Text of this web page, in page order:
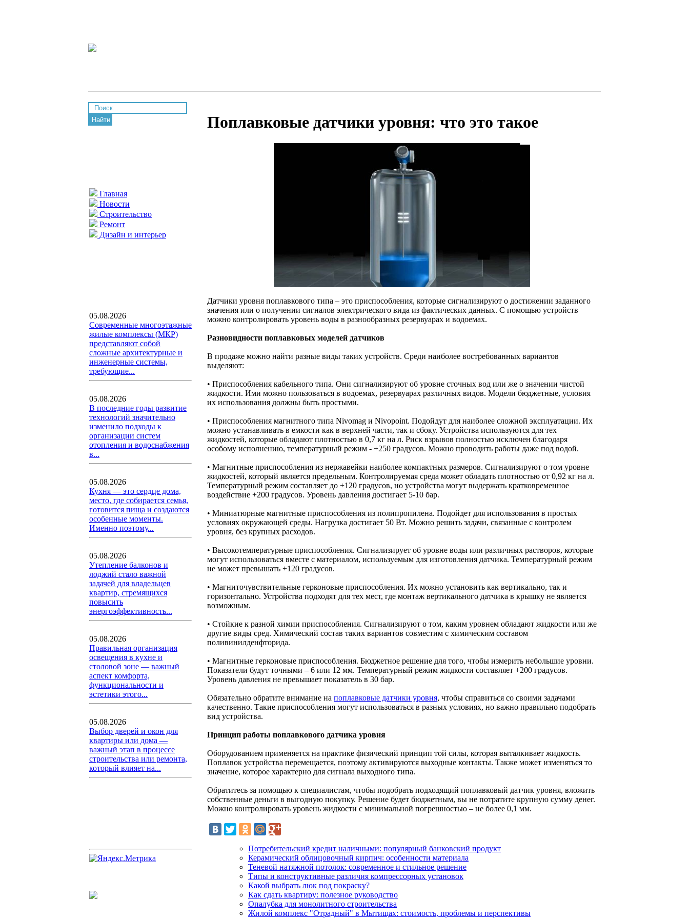
Найти
Главная
Новости
Строительство
Ремонт
Дизайн и интерьер
05.08.2026
Современные многоэтажные
жилые комплексы (МКР)
представляют собой
сложные архитектурные и
инженерные системы,
требующие...
05.08.2026
В последние годы развитие
технологий значительно
изменило подходы к
организации систем
отопления и водоснабжения
в...
05.08.2026
Кухня — это сердце дома,
место, где собирается семья,
готовится пища и создаются
особенные моменты.
Именно поэтому...
05.08.2026
Утепление балконов и
лоджий стало важной
задачей для владельцев
квартир, стремящихся
повысить
энергоэффективность...
05.08.2026
Правильная организация
освещения в кухне и
столовой зоне — важный
аспект комфорта,
функциональности и
эстетики этого...
05.08.2026
Выбор дверей и окон для
квартиры или дома —
важный этап в процессе
строительства или ремонта,
который влияет на...
Поплавковые датчики уровня: что это такое
Датчики уровня поплавкового типа – это приспособления, которые сигнализируют о достижении заданного
значения или о получении сигналов электрического вида из фактических данных. С помощью устройств
можно контролировать уровень воды в разнообразных резервуарах и водоемах.
Разновидности поплавковых моделей датчиков
В продаже можно найти разные виды таких устройств. Среди наиболее востребованных вариантов
выделяют:
• Приспособления кабельного типа. Они сигнализируют об уровне сточных вод или же о значении чистой
жидкости. Ими можно пользоваться в водоемах, резервуарах различных видов. Модели бюджетные, условия
их использования должны быть простыми.
• Приспособления магнитного типа Nivomag и Nivopoint. Подойдут для наиболее сложной эксплуатации. Их
можно устанавливать в емкости как в верхней части, так и сбоку. Устройства используются для тех
жидкостей, которые обладают плотностью в 0,7 кг на л. Риск взрывов полностью исключен благодаря
особому исполнению, температурный режим - +250 градусов. Можно проводить работы даже под водой.
• Магнитные приспособления из нержавейки наиболее компактных размеров. Сигнализируют о том уровне
жидкостей, который является предельным. Контролируемая среда может обладать плотностью от 0,92 кг на л.
Температурный режим составляет до +120 градусов, но устройства могут выдержать кратковременное
воздействие +200 градусов. Уровень давления достигает 5-10 бар.
• Миниатюрные магнитные приспособления из полипропилена. Подойдет для использования в простых
условиях окружающей среды. Нагрузка достигает 50 Вт. Можно решить задачи, связанные с контролем
уровня, без крупных расходов.
• Высокотемпературные приспособления. Сигнализирует об уровне воды или различных растворов, которые
могут использоваться вместе с материалом, используемым для изготовления датчика. Температурный режим
не может превышать +120 градусов.
• Магниточувствительные герконовые приспособления. Их можно установить как вертикально, так и
горизонтально. Устройства подходят для тех мест, где монтаж вертикального датчика в крышку не является
возможным.
• Стойкие к разной химии приспособления. Сигнализируют о том, каким уровнем обладают жидкости или же
другие виды сред. Химический состав таких вариантов совместим с химическим составом
поливинилденфторида.
• Магнитные герконовые приспособления. Бюджетное решение для того, чтобы измерить небольшие уровни.
Показатели будут точными – 6 или 12 мм. Температурный режим жидкости составляет +200 градусов.
Уровень давления не превышает показатель в 30 бар.
Обязательно обратите внимание на поплавковые датчики уровня, чтобы справиться со своими задачами
качественно. Такие приспособления могут использоваться в разных условиях, но важно правильно подобрать
вид устройства.
Принцип работы поплавкового датчика уровня
Оборудованием применяется на практике физический принцип той силы, которая выталкивает жидкость.
Поплавок устройства перемещается, поэтому активируются выходные контакты. Также может изменяться то
значение, которое характерно для сигнала выходного типа.
Обратитесь за помощью к специалистам, чтобы подобрать подходящий поплавковый датчик уровня, вложить
собственные деньги в выгодную покупку. Решение будет бюджетным, вы не потратите крупную сумму денег.
Можно контролировать уровень жидкости с минимальной погрешностью – не более 0,1 мм.
Потребительский кредит наличными: популярный банковский продукт
Керамический облицовочный кирпич: особенности материала
Теневой натяжной потолок: современное и стильное решение
Типы и конструктивные различия компрессорных установок
Какой выбрать люк под покраску?
Как сдать квартиру: полезное руководство
Опалубка для монолитного строительства
Жилой комплекс "Отрадный" в Мытищах: стоимость, проблемы и перспективы